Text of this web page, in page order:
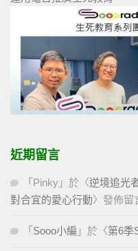
近期留言
「 Pinky 」於〈逆境追光
對合宜的愛心行動〉發佈留
「 Sooo小編 」於〈第6季